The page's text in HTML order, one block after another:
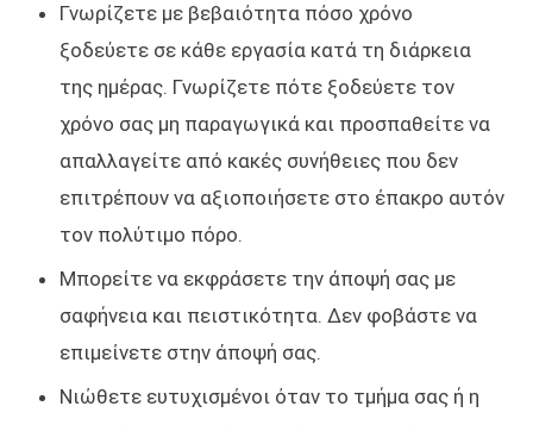
Γνωρίζετε με βεβαιότητα πόσο χρόνο
ξοδεύετε σε κάθε εργασία κατά τη διάρκεια
της ημέρας. Γνωρίζετε πότε ξοδεύετε τον
χρόνο σας μη παραγωγικά και προσπαθείτε να
απαλλαγείτε από κακές συνήθειες που δεν
επιτρέπουν να αξιοποιήσετε στο έπακρο αυτόν
τον πολύτιμο πόρο.
Μπορείτε να εκφράσετε την άποψή σας με
σαφήνεια και πειστικότητα. Δεν φοβάστε να
επιμείνετε στην άποψή σας.
Νιώθετε ευτυχισμένοι όταν το τμήμα σας ή η